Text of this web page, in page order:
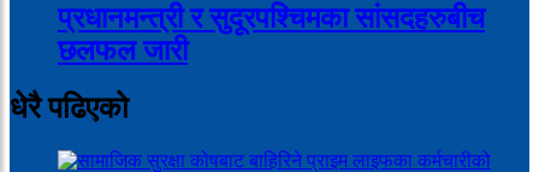
प्रधानमन्त्री र सुदूरपश्चिमका सांसदहरुबीच
छलफल जारी
धेरै पढिएको